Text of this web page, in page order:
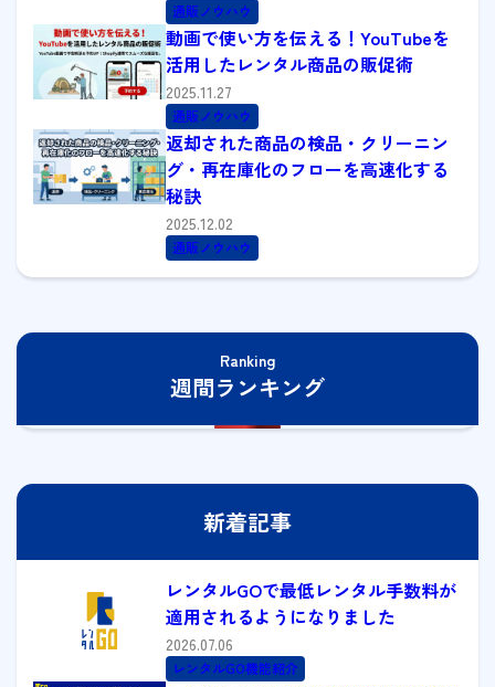
通販ノウハウ
動画で使い方を伝える！YouTubeを
活用したレンタル商品の販促術
2025.11.27
通販ノウハウ
返却された商品の検品・クリーニン
グ・再在庫化のフローを高速化する
秘訣
2025.12.02
通販ノウハウ
Ranking
週間ランキング
新着記事
レンタルGOで最低レンタル手数料が
適用されるようになりました
2026.07.06
レンタルGO機能紹介